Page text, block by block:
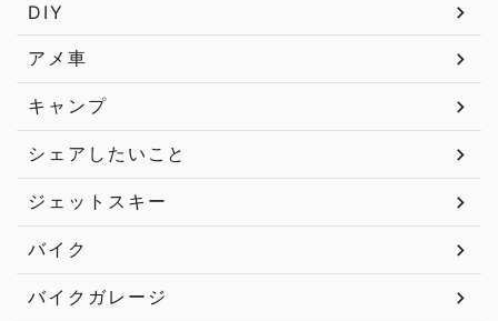
DIY
アメ車
キャンプ
シェアしたいこと
ジェットスキー
バイク
バイクガレージ